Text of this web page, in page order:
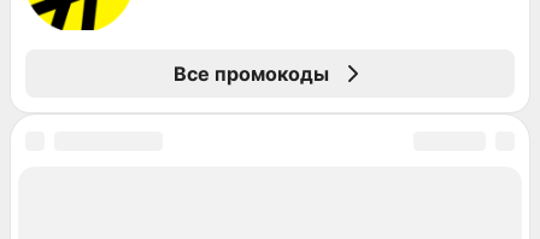
Все промокоды